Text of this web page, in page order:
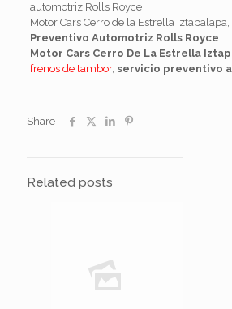
automotriz Rolls Royce
Motor Cars Cerro de la Estrella Iztapalapa,
Preventivo Automotriz Rolls Royce
Motor Cars Cerro De La Estrella
frenos de tambor, servicio preventivo
Share
Related posts